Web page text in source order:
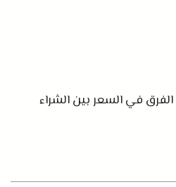
في السعر بين الشراء